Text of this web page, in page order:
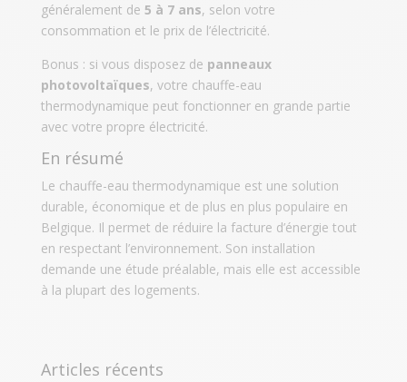
généralement de 5 à 7 ans, selon votre
consommation et le prix de l’électricité.
Bonus : si vous disposez de panneaux
photovoltaïques, votre chauffe-eau
thermodynamique peut fonctionner en grande partie
avec votre propre électricité.
En résumé
Le chauffe-eau thermodynamique est une solution
durable, économique et de plus en plus populaire en
Belgique. Il permet de réduire la facture d’énergie tout
en respectant l’environnement. Son installation
demande une étude préalable, mais elle est accessible
à la plupart des logements.
Articles récents